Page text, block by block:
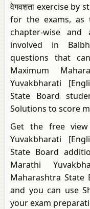
वेगवशता exercise by
for the exams, as
chapter-wise and
involved in
questions that
Maximum
Yuvakbharati
State Board
Solutions to score
Get the free view
Yuvakbharati
State Board
Marathi
Maharashtra State
and you can use
your exam